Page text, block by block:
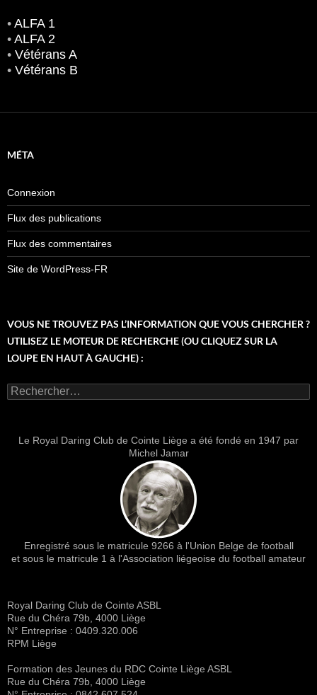
• ALFA 1
• ALFA 2
• Vétérans A
• Vétérans B
MÉTA
Connexion
Flux des publications
Flux des commentaires
Site de WordPress-FR
VOUS NE TROUVEZ PAS L’INFORMATION QUE VOUS CHERCHER ?
UTILISEZ LE MOTEUR DE RECHERCHE (OU CLIQUEZ SUR LA
LOUPE EN HAUT À GAUCHE) :
Rechercher :
Le Royal Daring Club de Cointe Liège a été fondé en 1947 par
Michel Jamar
Enregistré sous le matricule 9266 à l'Union Belge de football
et sous le matricule 1 à l'Association liégeoise du football amateur
Royal Daring Club de Cointe ASBL
Rue du Chéra 79b, 4000 Liège
N° Entreprise : 0409.320.006
RPM Liège
Formation des Jeunes du RDC Cointe Liège ASBL
Rue du Chéra 79b, 4000 Liège